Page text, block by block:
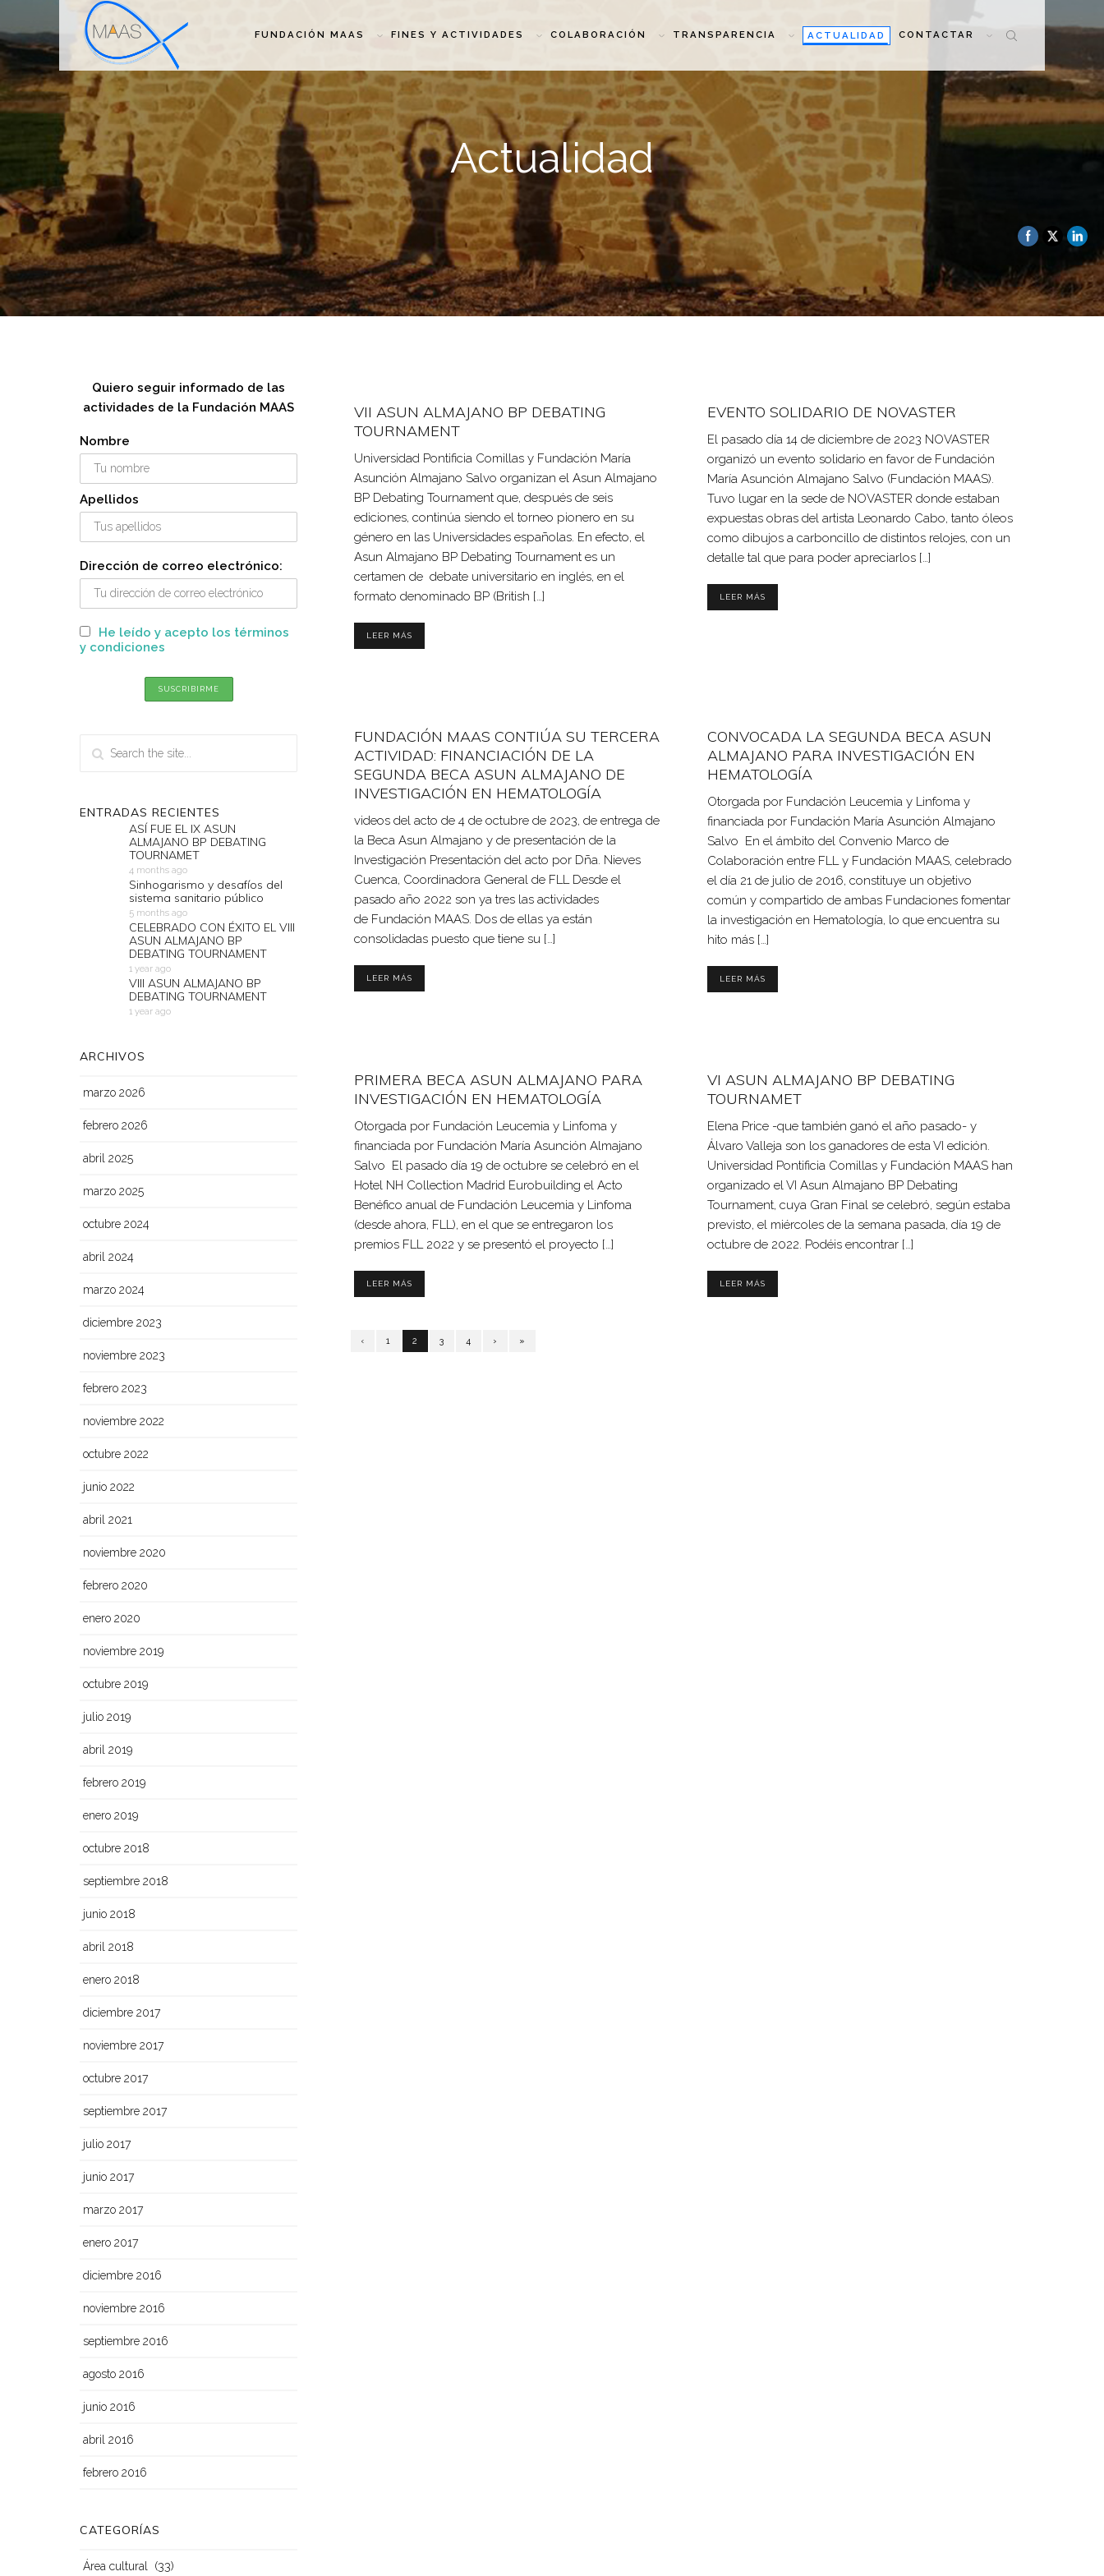
FUNDACIÓN MAAS FINES Y ACTIVIDADES COLABORACIÓN TRANSPARENCIA ACTUALIDAD CONTACTAR
Actualidad
VII ASUN ALMAJANO BP DEBATING
TOURNAMENT
Universidad Pontificia Comillas y Fundación María
Asunción Almajano Salvo organizan el Asun Almajano
BP Debating Tournament que, después de seis
ediciones, continúa siendo el torneo pionero en su
género en las Universidades españolas. En efecto, el
Asun Almajano BP Debating Tournament es un
certamen de debate universitario en inglés, en el
formato denominado BP (British […]
LEER MÁS
EVENTO SOLIDARIO DE NOVASTER
El pasado día 14 de diciembre de 2023 NOVASTER
organizó un evento solidario en favor de Fundación
María Asunción Almajano Salvo (Fundación MAAS).
Tuvo lugar en la sede de NOVASTER donde estaban
expuestas obras del artista Leonardo Cabo, tanto óleos
como dibujos a carboncillo de distintos relojes, con un
detalle tal que para poder apreciarlos […]
LEER MÁS
FUNDACIÓN MAAS CONTIÚA SU TERCERA
ACTIVIDAD: FINANCIACIÓN DE LA
SEGUNDA BECA ASUN ALMAJANO DE
INVESTIGACIÓN EN HEMATOLOGÍA
videos del acto de 4 de octubre de 2023, de entrega de
la Beca Asun Almajano y de presentación de la
Investigación Presentación del acto por Dña. Nieves
Cuenca, Coordinadora General de FLL Desde el
pasado año 2022 son ya tres las actividades
de Fundación MAAS. Dos de ellas ya están
consolidadas puesto que tiene su […]
LEER MÁS
CONVOCADA LA SEGUNDA BECA ASUN
ALMAJANO PARA INVESTIGACIÓN EN
HEMATOLOGÍA
Otorgada por Fundación Leucemia y Linfoma y
financiada por Fundación María Asunción Almajano
Salvo En el ámbito del Convenio Marco de
Colaboración entre FLL y Fundación MAAS, celebrado
el día 21 de julio de 2016, constituye un objetivo
común y compartido de ambas Fundaciones fomentar
la investigación en Hematología, lo que encuentra su
hito más […]
LEER MÁS
PRIMERA BECA ASUN ALMAJANO PARA
INVESTIGACIÓN EN HEMATOLOGÍA
Otorgada por Fundación Leucemia y Linfoma y
financiada por Fundación María Asunción Almajano
Salvo El pasado día 19 de octubre se celebró en el
Hotel NH Collection Madrid Eurobuilding el Acto
Benéfico anual de Fundación Leucemia y Linfoma
(desde ahora, FLL), en el que se entregaron los
premios FLL 2022 y se presentó el proyecto […]
LEER MÁS
VI ASUN ALMAJANO BP DEBATING
TOURNAMET
Elena Price -que también ganó el año pasado- y
Álvaro Valleja son los ganadores de esta VI edición.
Universidad Pontificia Comillas y Fundación MAAS han
organizado el VI Asun Almajano BP Debating
Tournament, cuya Gran Final se celebró, según estaba
previsto, el miércoles de la semana pasada, día 19 de
octubre de 2022. Podéis encontrar […]
LEER MÁS
‹ 1 2 3 4 › »
Quiero seguir informado de las
actividades de la Fundación MAAS
Nombre
Apellidos
Dirección de correo electrónico:
He leído y acepto los términos
y condiciones
ENTRADAS RECIENTES
ASÍ FUE EL IX ASUN
ALMAJANO BP DEBATING
TOURNAMET
4 months ago
Sinhogarismo y desafíos del
sistema sanitario público
5 months ago
CELEBRADO CON ÉXITO EL VIII
ASUN ALMAJANO BP
DEBATING TOURNAMENT
1 year ago
VIII ASUN ALMAJANO BP
DEBATING TOURNAMENT
1 year ago
ARCHIVOS
marzo 2026
febrero 2026
abril 2025
marzo 2025
octubre 2024
abril 2024
marzo 2024
diciembre 2023
noviembre 2023
febrero 2023
noviembre 2022
octubre 2022
junio 2022
abril 2021
noviembre 2020
febrero 2020
enero 2020
noviembre 2019
octubre 2019
julio 2019
abril 2019
febrero 2019
enero 2019
octubre 2018
septiembre 2018
junio 2018
abril 2018
enero 2018
diciembre 2017
noviembre 2017
octubre 2017
septiembre 2017
julio 2017
junio 2017
marzo 2017
enero 2017
diciembre 2016
noviembre 2016
septiembre 2016
agosto 2016
junio 2016
abril 2016
febrero 2016
CATEGORÍAS
Área cultural (33)